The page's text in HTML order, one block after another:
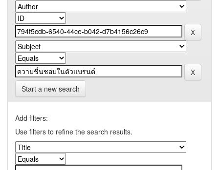
Start a new search
Add filters:
Use filters to refine the search results.